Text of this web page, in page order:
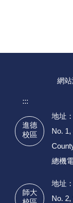
網
:::
進德
校區
地址
No.
總機
師大
地址
No.